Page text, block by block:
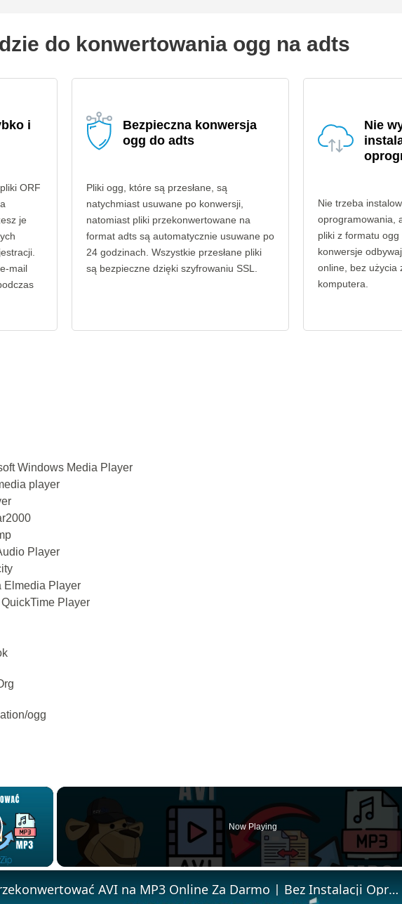
do konwertowania ogg na adts
i
ORF
je
mail
Bezpieczna konwersja
ogg do adts
Pliki ogg, które są przesłane, są
natychmiast usuwane po konwersji,
natomiast pliki przekonwertowane na
format adts są automatycznie usuwane po
24 godzinach. Wszystkie przesłane pliki
są bezpieczne dzięki szyfrowaniu SSL.
Nie
Nie trzeba
oprogramowania,
pliki z formatu
konwersje
online, bez użycia
komputera.
Windows Media Player
player
Player
Elmedia Player
Player
ogg
×
Video
Now Playing
🎬 Jak Przekonwertować AVI na MP3 Online Za Darmo | Bez Instalacji Oprogramowania